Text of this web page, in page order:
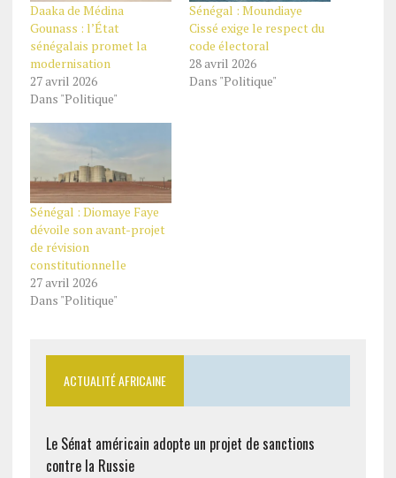
Daaka de Médina
Gounass : l’État
sénégalais promet la
modernisation
27 avril 2026
Dans "Politique"
Sénégal : Moundiaye
Cissé exige le respect du
code électoral
28 avril 2026
Dans "Politique"
Sénégal : Diomaye Faye
dévoile son avant-projet
de révision
constitutionnelle
27 avril 2026
Dans "Politique"
ACTUALITÉ AFRICAINE
Le Sénat américain adopte un projet de sanctions
contre la Russie